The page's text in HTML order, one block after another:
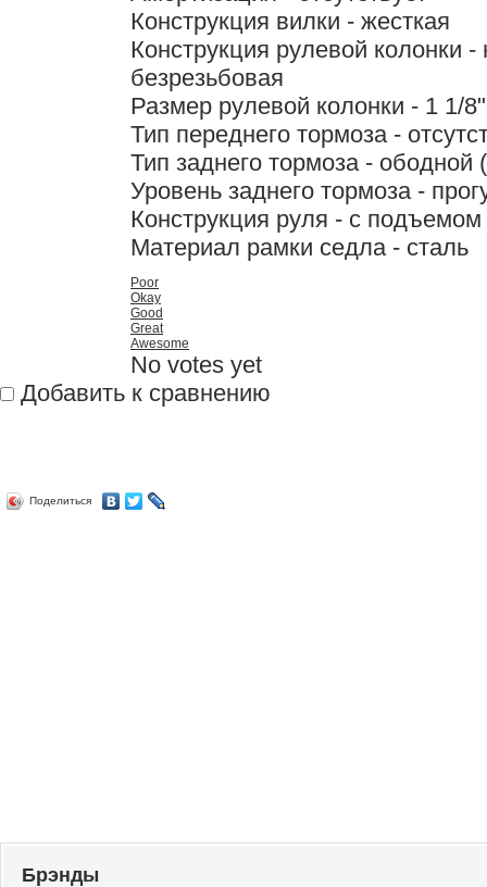
Конструкция вилки - жесткая
Конструкция рулевой колонки -
безрезьбовая
Размер рулевой колонки - 1 1/8"
Тип переднего тормоза -
Тип заднего тормоза - ободной
Уровень заднего тормоза -
Конструкция руля - с подъемом
Материал рамки седла - сталь
Poor
Okay
Good
Great
Awesome
No votes yet
Добавить к сравнению
Поделиться
Брэнды